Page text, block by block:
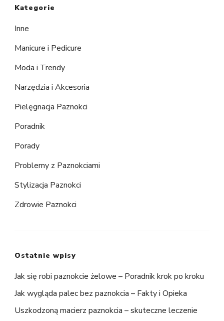
Kategorie
Inne
Manicure i Pedicure
Moda i Trendy
Narzędzia i Akcesoria
Pielęgnacja Paznokci
Poradnik
Porady
Problemy z Paznokciami
Stylizacja Paznokci
Zdrowie Paznokci
Ostatnie wpisy
Jak się robi paznokcie żelowe – Poradnik krok po kroku
Jak wygląda palec bez paznokcia – Fakty i Opieka
Uszkodzoną macierz paznokcia – skuteczne leczenie